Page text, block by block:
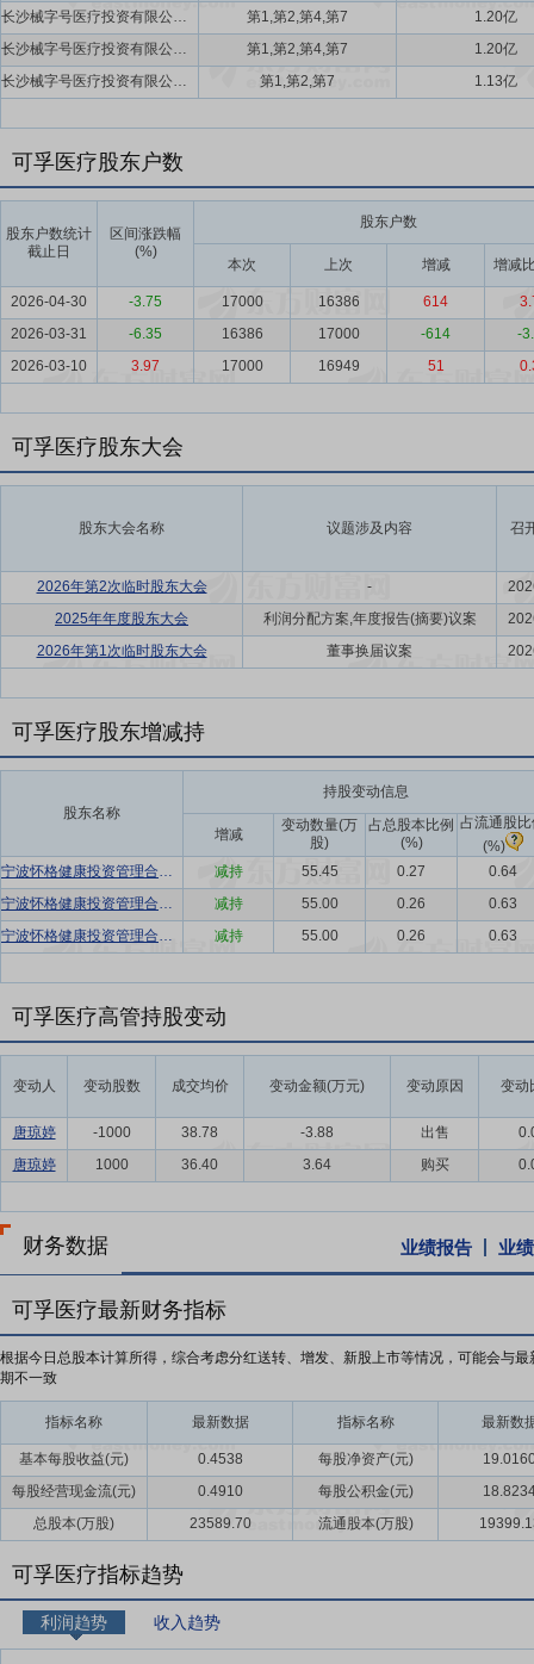
长沙械字号医疗投资有限公司,张敏,长沙科源同创创业投资合伙企业(有限合伙),张志明,聂娟 第1,第2,第4,第7
1.20亿
长沙械字号医疗投资有限公司,张敏,长沙科源同创创业投资合伙企业(有限合伙),张志明,聂娟
第1,第2,第4,第7
1.20亿
长沙械字号医疗投资有限公司,张敏,长沙科源同创创业投资合伙企业(有限合伙),聂娟
第1,第2,第7 1.13亿
可孚医疗股东户数
股东户数统计
截止日
区间涨跌幅
(%)
股东户数
本次 上次 增减 增减
2026-04-30 -3.75 17000 16386 614
2026-03-31
-6.35 16386 17000 -614
-
2026-03-10
3.97 17000 16949 51
可孚医疗股东大会
股东大会名称 议题涉及内容 召
2026年第2次临时股东大会 -
2025年年度股东大会
利润分配方案,年度报告(摘要)议案
2026年第1次临时股东大会
董事换届议案
可孚医疗股东增减持
股东名称
持股变动信息
增减
变动数量(万
股)
占总股本比例
(%)
占流通股
(%)
宁波怀格健康投资管理合伙企业(有限合伙)-宁波怀格共信创业投资合伙企业(有限合伙)
减持 55.45 0.27
0.64
宁波怀格健康投资管理合伙企业(有限合伙)-宁波怀格共信创业投资合伙企业(有限合伙)
减持 55.00 0.26
0.63
宁波怀格健康投资管理合伙企业(有限合伙)-宁波怀格共信创业投资合伙企业(有限合伙)
减持 55.00 0.26 0.63
可孚医疗高管持股变动
变动人 变动股数 成交均价 变动金额(万元) 变动原因 变
唐琼婷 -1000 38.78 -3.88 出售
唐琼婷
1000 36.40 3.64 购买
财务数据 业绩报告 业
可孚医疗最新财务指标
根据今日总股本计算所得，综合考虑分红送转、增发、新股上市等情况，可能会与最
期不一致
指标名称 最新数据 指标名称 最新数
基本每股收益(元) 0.4538 每股净资产(元)
每股经营现金流(元)
0.4910 每股公积金(元)
总股本(万股)
23589.70 流通股本(万股)
可孚医疗指标趋势
利润趋势 收入趋势